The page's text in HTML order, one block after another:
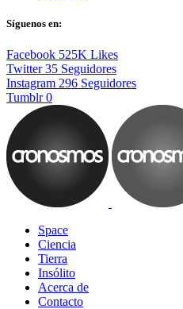
Síguenos en:
Facebook 525K Likes
Twitter 35 Seguidores
Instagram 296 Seguidores
Tumblr 0
Space
Ciencia
Tierra
Insólito
Acerca de
Contacto